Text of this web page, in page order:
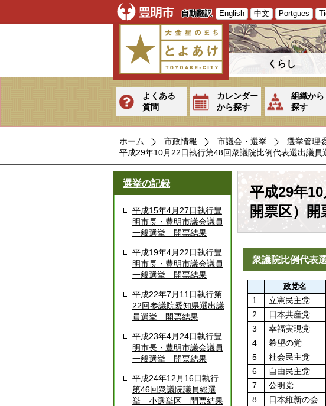
自動翻訳 English 中文 Portgues
くらし
よくある
質問
カレンダー
から探す
組織から
探す
ホーム 市政情報 市議会・選挙 選挙管理
平成29年10月22日執行第48回衆議院比例代表選出議
選挙の記録
平成15年4月27日執行豊
明市長・豊明市議会議員
一般選挙 開票結果
平成19年4月22日執行豊
明市長・豊明市議会議員
一般選挙 開票結果
平成22年7月11日執行第
22回参議院愛知県選出議
員選挙 開票結果
平成23年4月24日執行豊
明市長・豊明市議会議員
一般選挙 開票結果
平成24年12月16日執行
第46回衆議院議員総選
挙 小選挙区 開票結果
平成29年
開票区）開
衆議院比例代表
政党名
1 立憲民主党
2
日本共産党
3
幸福実現党
4
希望の党
5
社会民主党
6
自由民主党
7
公明党
8
日本維新の会